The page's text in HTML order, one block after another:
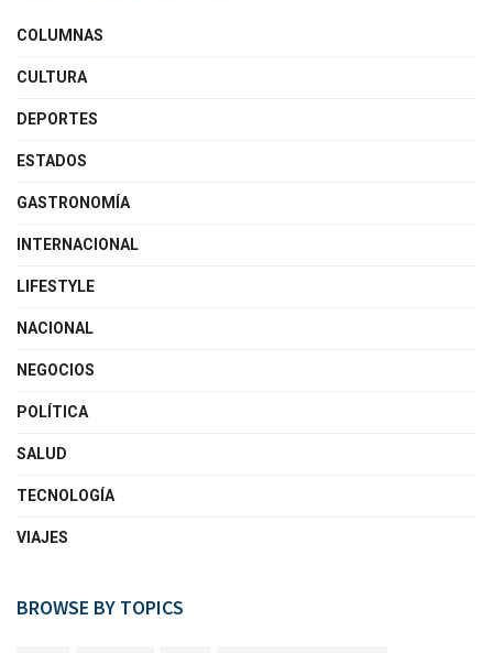
COLUMNAS
CULTURA
DEPORTES
ESTADOS
GASTRONOMÍA
INTERNACIONAL
LIFESTYLE
NACIONAL
NEGOCIOS
POLÍTICA
SALUD
TECNOLOGÍA
VIAJES
BROWSE BY TOPICS